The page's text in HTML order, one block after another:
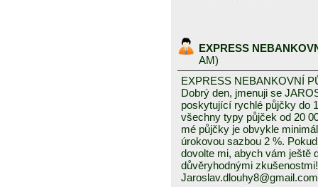
EXPRESS
AM)
EXPRESS NEBANKOVNÍ
Dobrý den, jmenuji se
poskytující rychlé půjčky do
všechny typy půjček od 20
mé půjčky je obvykle
úrokovou sazbou 2 %.
dovolte mi, abych vám ještě
důvěryhodnými
Jaroslav.dlouhy8@gmail.com